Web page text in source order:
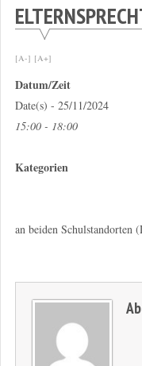
[A-] [A+]
Datum/Zeit
Date(s) - 25/11/2024
15:00 - 18:00
Kategorien
an beiden Schulstandorten